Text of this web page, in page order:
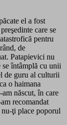
el a fost
care se
pentru
de
Patapievici nu
se întâmplă cu unii
de guru al culturii
o haimana
născut, în care
recomandat
ţi place poporul